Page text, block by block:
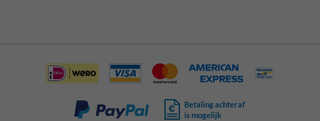
Betaling achteraf
is mogelijk